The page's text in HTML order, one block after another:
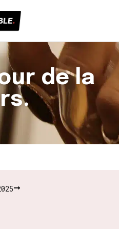
.
de la